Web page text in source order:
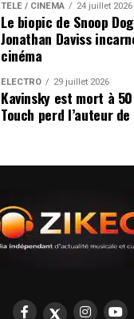
TÉLÉ / CINÉMA 24 juillet 2026
Le biopic de Snoop
Jonathan Daviss
cinéma
ÉLECTRO 29 juillet 2026
Kavinsky est mort à
Touch perd l’auteur